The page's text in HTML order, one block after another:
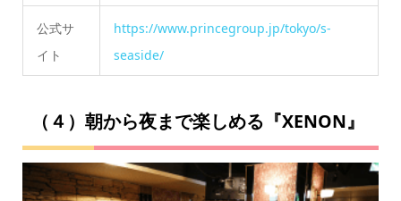
公式サ
イト
https://www.princegroup.jp/tokyo/s-
seaside/
（４）朝から夜まで楽しめる『XENON』